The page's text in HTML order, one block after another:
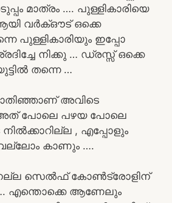
മാത്രം …. പുള്ളികാരിയെ
വർക്ഔട് ഒക്കെ
പുള്ളികാരിയും ഇപ്പോ
നിക്കു … ഡ്രസ്സ് ഒക്കെ
തന്നെ …
അവിടെ
പോലെ പഴയ പോലെ
, എപ്പോളും
കാണും ….
സെൽഫ് കോൺട്രോളിന്
എന്തൊക്കെ ആണേലും